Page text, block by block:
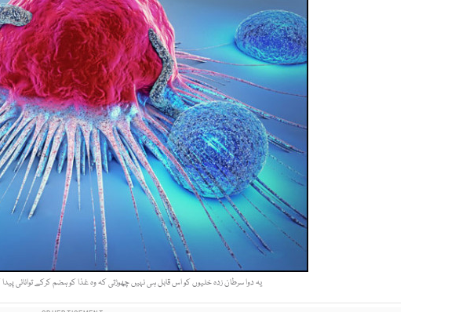
یہ دوا سرطان زدہ خلیوں کو اس قابل ہی نہیں چھوڑتی کہ وہ غذا کو ہضم کرکے توانائی پیدا